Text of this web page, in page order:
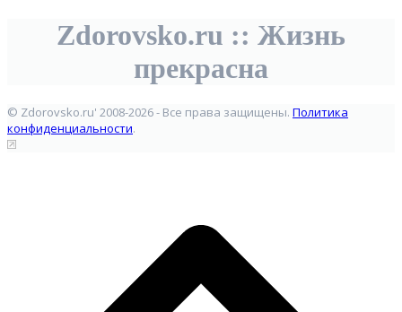
Zdorovsko.ru :: Жизнь
прекрасна
© Zdorovsko.ru' 2008-2026 - Все права защищены. Политика
конфиденциальности.